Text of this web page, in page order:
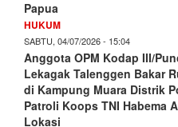
Papua
HUKUM
SABTU, 04/07/2026 - 15:04
Anggota OPM Kodap III/
Lekagak Talenggen Bakar
di Kampung Muara Distrik
Patroli Koops TNI Habema
Lokasi